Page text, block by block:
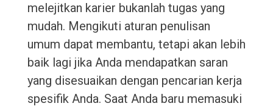
melejitkan karier bukanlah tugas yang
mudah. Mengikuti aturan penulisan
umum dapat membantu, tetapi akan lebih
baik lagi jika Anda mendapatkan saran
yang disesuaikan dengan pencarian kerja
spesifik Anda. Saat Anda baru memasuki